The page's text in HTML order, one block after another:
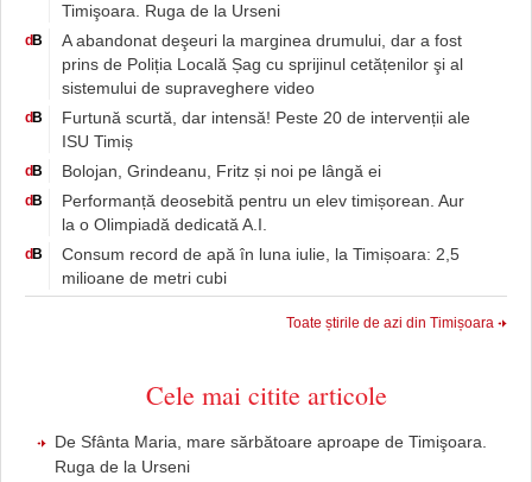
Timişoara. Ruga de la Urseni
d B
A abandonat deşeuri la marginea drumului, dar a fost
prins de Poliția Locală Șag cu sprijinul cetățenilor şi al
sistemului de supraveghere video
d B
Furtună scurtă, dar intensă! Peste 20 de intervenții ale
ISU Timiș
d B Bolojan, Grindeanu, Fritz și noi pe lângă ei
d B
Performanță deosebită pentru un elev timișorean. Aur
la o Olimpiadă dedicată A.I.
d B
Consum record de apă în luna iulie, la Timișoara: 2,5
milioane de metri cubi
Toate știrile de azi din Timișoara
Cele mai citite articole
De Sfânta Maria, mare sărbătoare aproape de Timişoara.
Ruga de la Urseni